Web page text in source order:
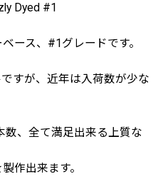
Dyed #1
ース、#1グレードです。
すが、近年は入荷数が少な
、全て満足出来る上質な
作出来ます。